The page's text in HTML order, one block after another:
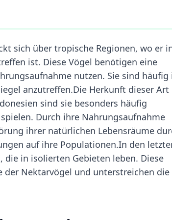
sich über tropische Regionen, wo er
ist. Diese Vögel benötigen eine
nutzen. Sie sind häufig
anzutreffen.Die Herkunft dieser Art
sind sie besonders häufig
Durch ihre Nahrungsaufnahme
ihrer natürlichen Lebensräume
auf ihre Populationen.In den
in isolierten Gebieten leben. Diese
der Nektarvögel und unterstreichen die